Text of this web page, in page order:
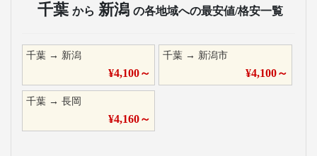
千葉 から 新潟 の各地域への最安値/格安一覧
千葉 → 新潟
¥4,100～
千葉 → 新潟市
¥4,100～
千葉 → 長岡
¥4,160～